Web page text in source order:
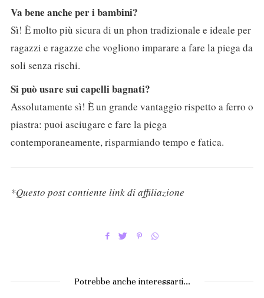
Va bene anche per i bambini?
Sì! È molto più sicura di un phon tradizionale e ideale per
ragazzi e ragazze che vogliono imparare a fare la piega da
soli senza rischi.
Si può usare sui capelli bagnati?
Assolutamente sì! È un grande vantaggio rispetto a ferro o
piastra: puoi asciugare e fare la piega
contemporaneamente, risparmiando tempo e fatica.
*Questo post contiente link di affiliazione
Potrebbe anche interessarti...